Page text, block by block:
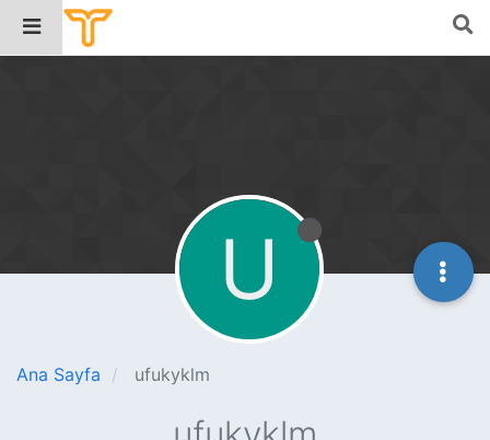
Ana Sayfa ufukyklm
U